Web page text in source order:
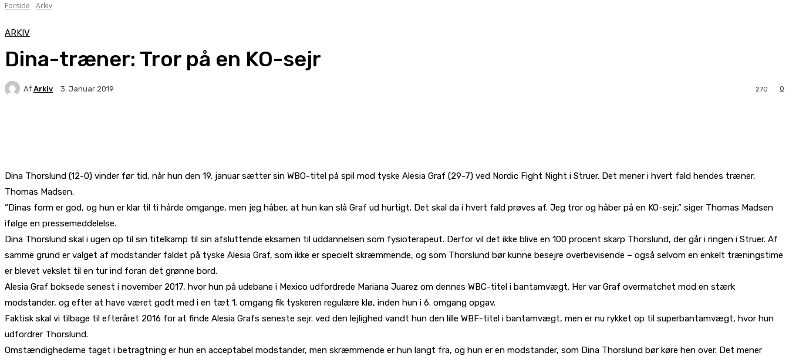
Forside Arkiv
ARKIV
Dina-træner: Tror på en KO-sejr
Af Arkiv 3. Januar 2019 0
270
Dina Thorslund (12-0) vinder før tid, når hun den 19. januar sætter sin WBO-titel på spil mod tyske Alesia Graf (29-7) ved Nordic Fight Night i Struer. Det mener i hvert fald hendes træner,
Thomas Madsen.
“Dinas form er god, og hun er klar til ti hårde omgange, men jeg håber, at hun kan slå Graf ud hurtigt. Det skal da i hvert fald prøves af. Jeg tror og håber på en KO-sejr,” siger Thomas Madsen
ifølge en pressemeddelelse.
Dina Thorslund skal i ugen op til sin titelkamp til sin afsluttende eksamen til uddannelsen som fysioterapeut. Derfor vil det ikke blive en 100 procent skarp Thorslund, der går i ringen i Struer. Af
samme grund er valget af modstander faldet på tyske Alesia Graf, som ikke er specielt skræmmende, og som Thorslund bør kunne besejre overbevisende – også selvom en enkelt træningstime
er blevet vekslet til en tur ind foran det grønne bord.
Alesia Graf boksede senest i november 2017, hvor hun på udebane i Mexico udfordrede Mariana Juarez om dennes WBC-titel i bantamvægt. Her var Graf overmatchet mod en stærk
modstander, og efter at have været godt med i en tæt 1. omgang fik tyskeren regulære klø, inden hun i 6. omgang opgav.
Faktisk skal vi tilbage til efteråret 2016 for at finde Alesia Grafs seneste sejr. ved den lejlighed vandt hun den lille WBF-titel i bantamvægt, men er nu rykket op til superbantamvægt, hvor hun
udfordrer Thorslund.
Omstændighederne taget i betragtning er hun en acceptabel modstander, men skræmmende er hun langt fra, og hun er en modstander, som Dina Thorslund bør køre hen over. Det mener